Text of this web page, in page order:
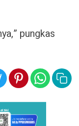
pungkas